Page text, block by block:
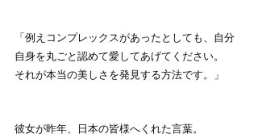
「例えコンプレックスがあったとしても、自分
自身を丸ごと認めて愛してあげてください。
それが本当の美しさを発見する方法です。」
彼女が昨年、日本の皆様へくれた言葉。